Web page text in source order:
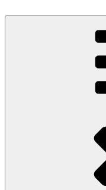
Inhalt
Kompetenz- und